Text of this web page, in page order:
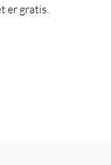
er gratis.